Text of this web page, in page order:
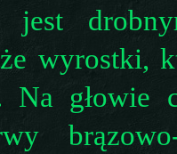
jest
wyrostki,
głowie